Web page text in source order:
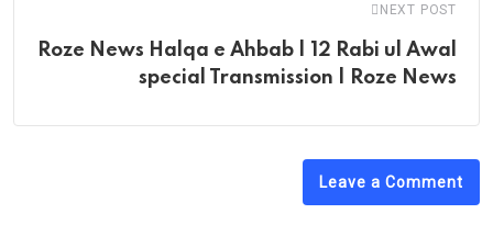
NEXT POST
Roze News Halqa e Ahbab | 12 Rabi ul Awal
special Transmission | Roze News
Leave a Comment